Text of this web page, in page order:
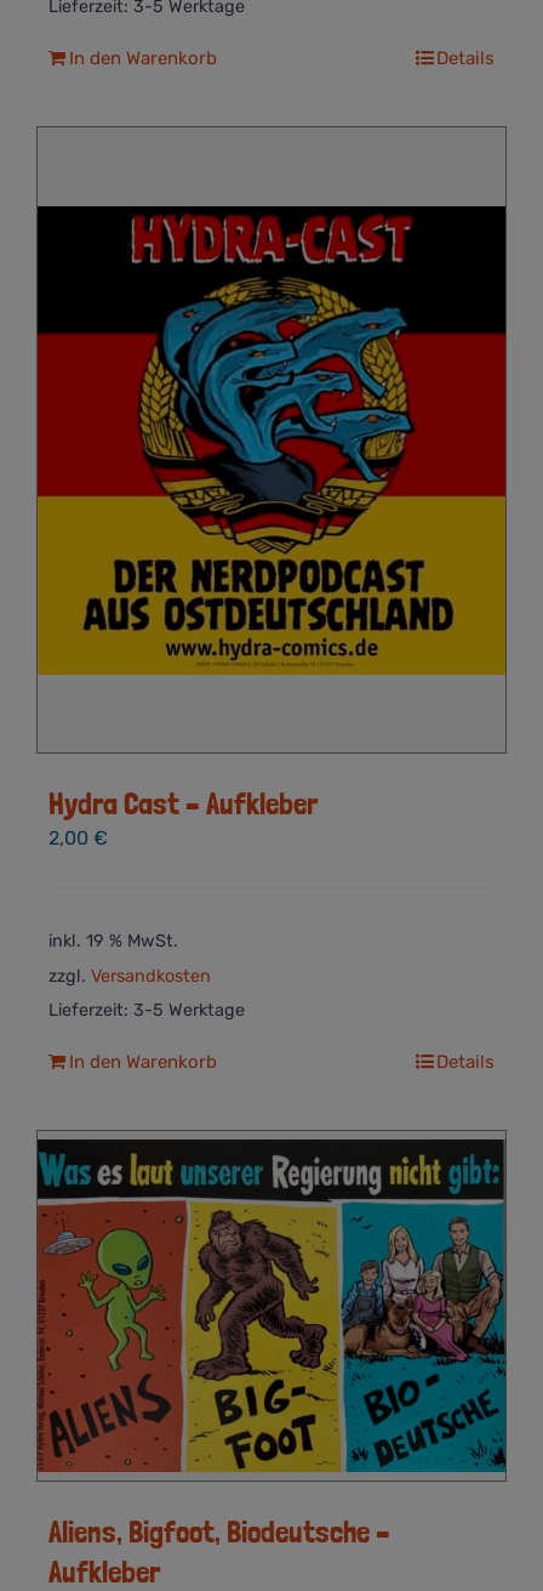
Lieferzeit: 3-5 Werktage
In den Warenkorb Details
Hydra Cast – Aufkleber
2,00 €
inkl. 19 % MwSt.
zzgl. Versandkosten
Lieferzeit: 3-5 Werktage
In den Warenkorb Details
Aliens, Bigfoot, Biodeutsche –
Aufkleber